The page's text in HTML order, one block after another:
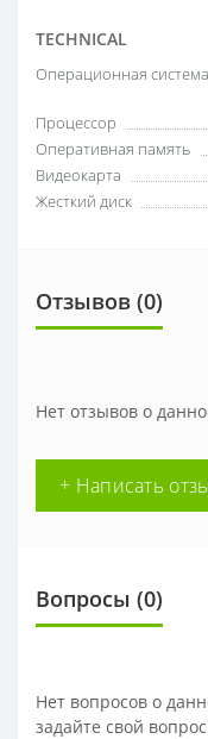
TECHNICAL
Операционная система
Процессор
Оперативная память
Видеокарта
Жесткий диск
Отзывов (0)
Нет отзывов о
+ Написать
Вопросы (0)
Нет вопросов о
задайте свой